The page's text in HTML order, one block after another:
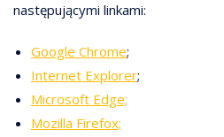
następującymi linkami:
Google Chrome;
Internet Explorer;
Microsoft Edge;
Mozilla Firefox;